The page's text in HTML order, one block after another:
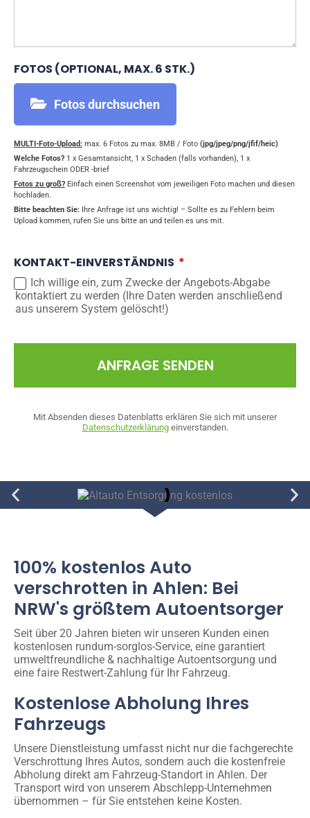
FOTOS (OPTIONAL, MAX. 6 STK.)
Fotos durchsuchen
MULTI-Foto-Upload: max. 6 Fotos zu max. 8MB / Foto (jpg/jpeg/png/jfif/heic)
Welche Fotos? 1 x Gesamtansicht, 1 x Schaden (falls vorhanden), 1 x
Fahrzeugschein ODER -brief
Fotos zu groß? Einfach einen Screenshot vom jeweiligen Foto machen und diesen
hochladen.
Bitte beachten Sie: Ihre Anfrage ist uns wichtig! – Sollte es zu Fehlern beim
Upload kommen, rufen Sie uns bitte an und teilen es uns mit.
KONTAKT-EINVERSTÄNDNIS
Ich willige ein, zum Zwecke der Angebots-Abgabe
kontaktiert zu werden (Ihre Daten werden anschließend
aus unserem System gelöscht!)
ANFRAGE SENDEN
Mit Absenden dieses Datenblatts erklären Sie sich mit unserer
Datenschutzerklärungeinverstanden.
100% kostenlos Auto
verschrotten in Ahlen: Bei
NRW's größtem Autoentsorger
Seit über 20 Jahren bieten wir unseren Kunden einen
kostenlosen rundum-sorglos-Service, eine garantiert
umweltfreundliche & nachhaltige Autoentsorgung und
eine faire Restwert-Zahlung für Ihr Fahrzeug.
Kostenlose Abholung Ihres
Fahrzeugs
Unsere Dienstleistung umfasst nicht nur die fachgerechte
Verschrottung Ihres Autos, sondern auch die kostenfreie
Abholung direkt am Fahrzeug-Standort in Ahlen. Der
Transport wird von unserem Abschlepp-Unternehmen
übernommen – für Sie entstehen keine Kosten.